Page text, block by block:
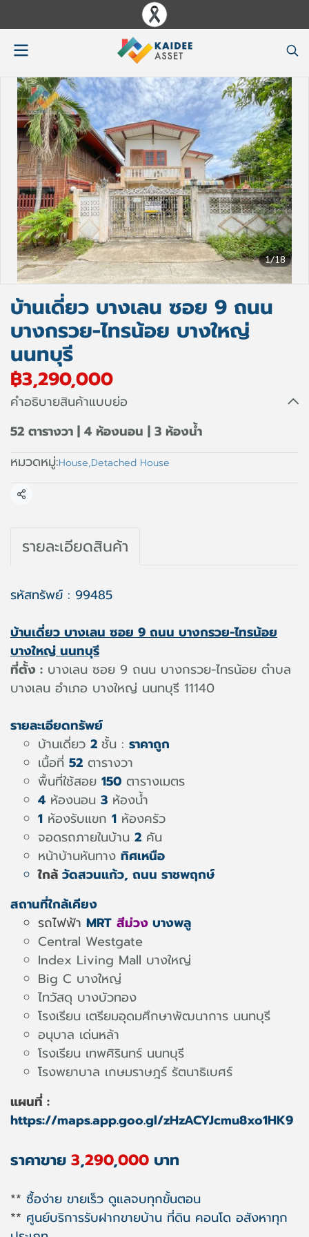
1/18
บ้านเดี่ยว บางเลน ซอย 9 ถนน
บางกรวย-ไทรน้อย บางใหญ่
นนทบุรี
฿3,290,000
คำอธิบายสินค้าแบบย่อ
52 ตารางวา | 4 ห้องนอน | 3 ห้องน้ำ
หมวดหมู่:House,Detached House
แชร์
รายละเอียดสินค้า
รหัสทรัพย์ : 99485
บ้านเดี่ยว บางเลน ซอย 9 ถนน บางกรวย-ไทรน้อย
บางใหญ่ นนทบุรี
ที่ตั้ง : บางเลน ซอย 9 ถนน บางกรวย-ไทรน้อย ตำบล
บางเลน อำเภอ บางใหญ่ นนทบุรี 11140
รายละเอียดทรัพย์
บ้านเดี่ยว 2 ชั้น : ราคาถูก
เนื้อที่ 52 ตารางวา
พื้นที่ใช้สอย 150 ตารางเมตร
4 ห้องนอน 3 ห้องน้ำ
1 ห้องรับแขก 1 ห้องครัว
จอดรถภายในบ้าน 2 คัน
หน้าบ้านหันทาง ทิศเหนือ
ใกล้ วัดสวนแก้ว, ถนน ราชพฤกษ์
สถานที่ใกล้เคียง
รถไฟฟ้า MRT สีม่วง บางพลู
Central Westgate
Index Living Mall บางใหญ่
Big C บางใหญ่
ไทวัสดุ บางบัวทอง
โรงเรียน เตรียมอุดมศึกษาพัฒนาการ นนทบุรี
อนุบาล เด่นหล้า
โรงเรียน เทพศิรินทร์ นนทบุรี
โรงพยาบาล เกษมราษฎร์ รัตนาธิเบศร์
แผนที่ :
https://maps.app.goo.gl/zHzACYJcmu8xo1HK9
ราคาขาย 3,290,000 บาท
** ซื้อง่าย ขายเร็ว ดูแลจบทุกขั้นตอน
** ศูนย์บริการรับฝากขายบ้าน ที่ดิน คอนโด อสังหาทุก